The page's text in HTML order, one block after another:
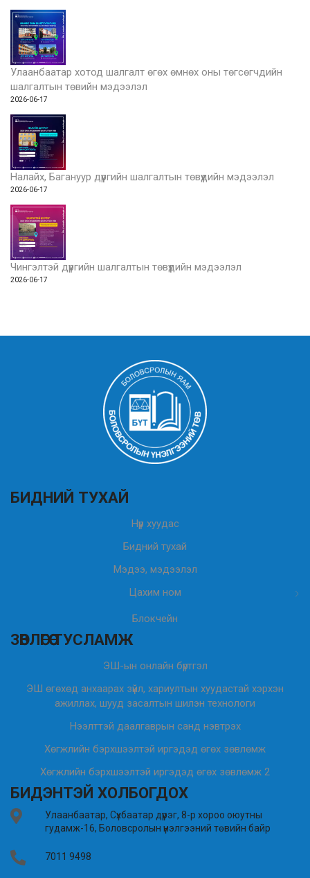
Улаанбаатар хотод шалгалт өгөх өмнөх оны төгсөгчдийн
шалгалтын төвийн мэдээлэл
2026-06-17
Налайх, Багануур дүүргийн шалгалтын төвүүдийн мэдээлэл
2026-06-17
Чингэлтэй дүүргийн шалгалтын төвүүдийн мэдээлэл
2026-06-17
БИДНИЙ ТУХАЙ
Нүүр хуудас
Бидний тухай
Мэдээ, мэдээлэл
Цахим ном
Блокчейн
ЗӨВЛӨГӨӨ ТУСЛАМЖ
ЭШ-ын онлайн бүртгэл
ЭШ өгөхөд анхаарах зүйл, хариултын хуудастай хэрхэн
ажиллах, шууд засалтын шилэн технологи
Нээлттэй даалгаврын санд нэвтрэх
Хөгжлийн бэрхшээлтэй иргэдэд өгөх зөвлөмж
Хөгжлийн бэрхшээлтэй иргэдэд өгөх зөвлөмж 2
БИДЭНТЭЙ ХОЛБОГДОХ
Улаанбаатар, Сүхбаатар дүүрэг, 8-р хороо оюутны
гудамж-16, Боловсролын үнэлгээний төвийн байр
7011 9498